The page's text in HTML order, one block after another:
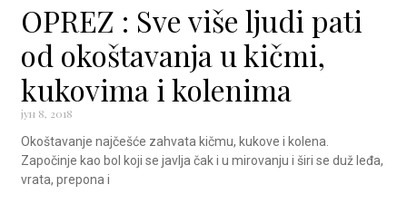
OPREZ : Sve više ljudi pati
od okoštavanja u kičmi,
kukovima i kolenima
јун 8, 2018
Okoštavanje najčešće zahvata kičmu, kukove i kolena.
Započinje kao bol koji se javlja čak i u mirovanju i širi se duž leđa,
vrata, prepona i